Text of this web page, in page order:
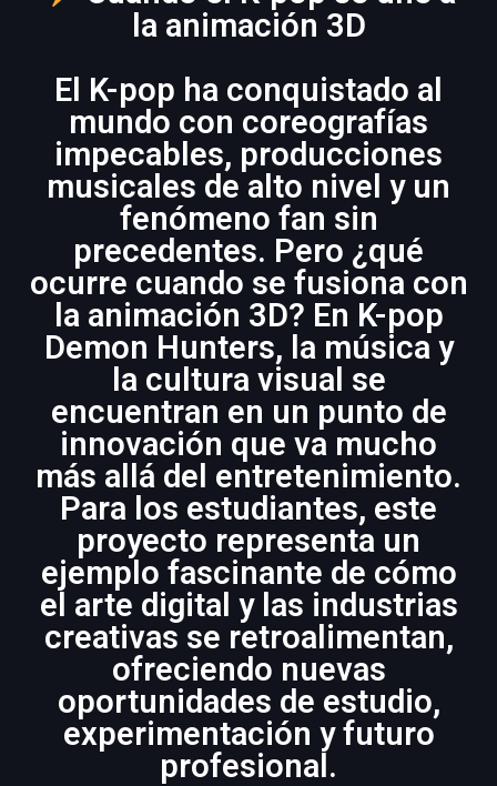
la animación 3D
El K-pop ha conquistado al
mundo con coreografías
impecables, producciones
musicales de alto nivel y un
fenómeno fan sin
precedentes. Pero ¿qué
ocurre cuando se fusiona con
la animación 3D? En K-pop
Demon Hunters, la música y
la cultura visual se
encuentran en un punto de
innovación que va mucho
más allá del entretenimiento.
Para los estudiantes, este
proyecto representa un
ejemplo fascinante de cómo
el arte digital y las industrias
creativas se retroalimentan,
ofreciendo nuevas
oportunidades de estudio,
experimentación y futuro
profesional.